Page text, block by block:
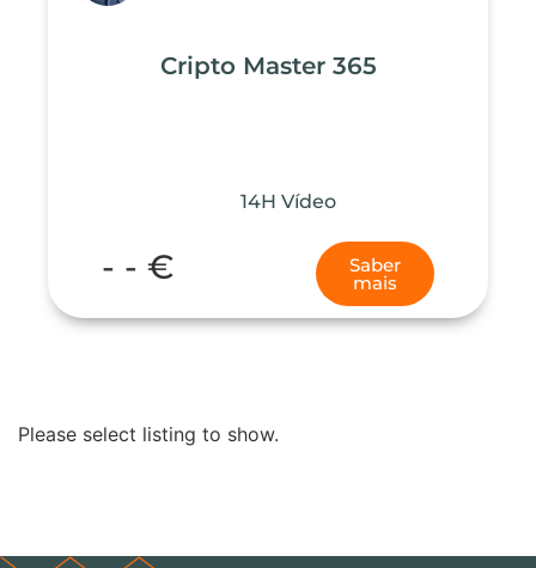
Cripto Master 365
14H Vídeo
- - € Saber
mais
Please select listing to show.